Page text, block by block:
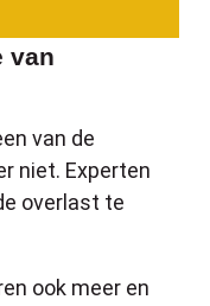
van
van de
niet. Experten
overlast te
ook meer en